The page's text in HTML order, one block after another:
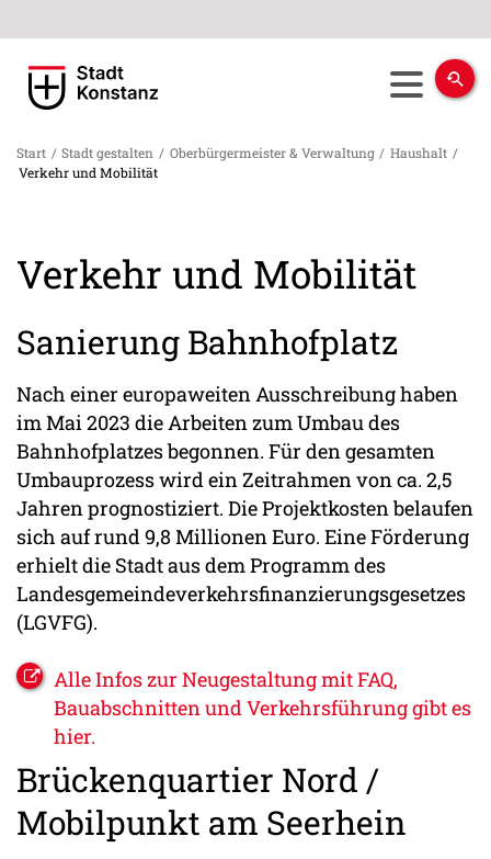
Start / Stadt gestalten / Oberbürgermeister & Verwaltung / Haushalt /
Verkehr und Mobilität
Verkehr und Mobilität
Sanierung Bahnhofplatz
Nach einer europaweiten Ausschreibung haben
im Mai 2023 die Arbeiten zum Umbau des
Bahnhofplatzes begonnen. Für den gesamten
Umbauprozess wird ein Zeitrahmen von ca. 2,5
Jahren prognostiziert. Die Projektkosten belaufen
sich auf rund 9,8 Millionen Euro. Eine Förderung
erhielt die Stadt aus dem Programm des
Landesgemeindeverkehrsfinanzierungsgesetzes
(LGVFG).
Alle Infos zur Neugestaltung mit FAQ,
Bauabschnitten und Verkehrsführung gibt es
hier.
Brückenquartier Nord /
Mobilpunkt am Seerhein